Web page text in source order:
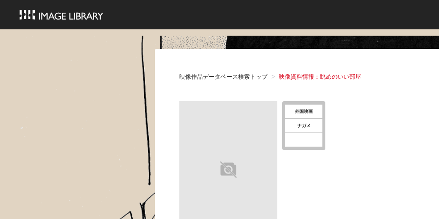
映像作品データベース検索トップ 映像資料情報：眺めのいい部屋
外国映画
ナガメ